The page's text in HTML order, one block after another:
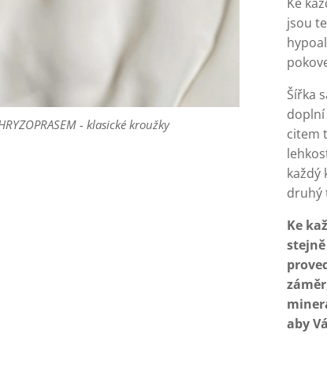
- klasické kroužky
- klasické kroužky
- klasické kroužky
jsou
Šířka
doplní
citem
každý
druhý
Ke
aby